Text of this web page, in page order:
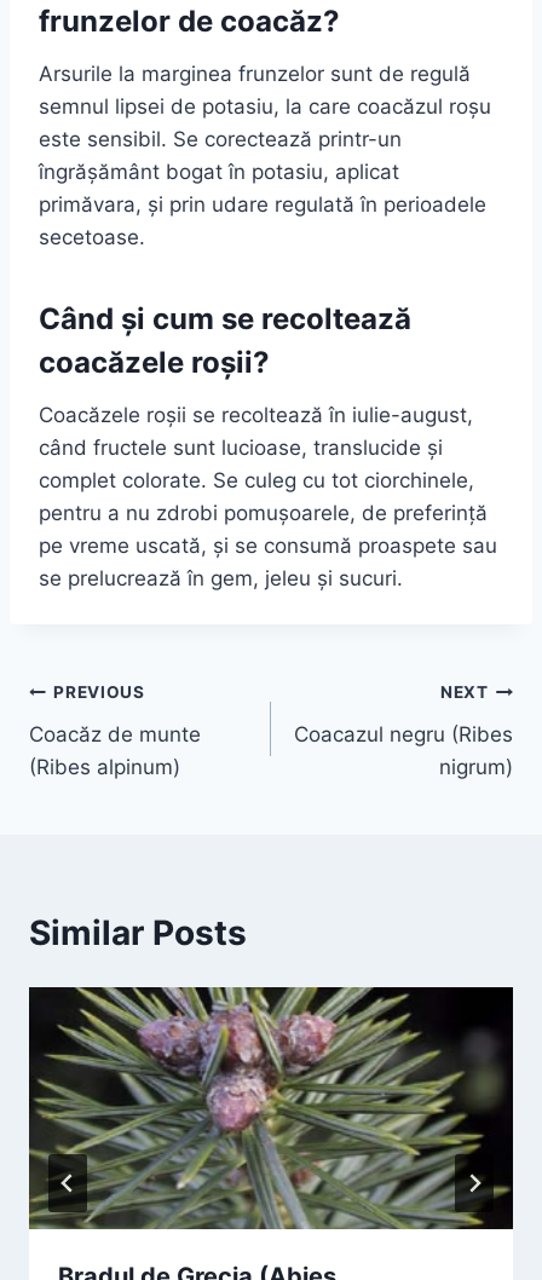
frunzelor de coacăz?
Arsurile la marginea frunzelor sunt de regulă
semnul lipsei de potasiu, la care coacăzul roșu
este sensibil. Se corectează printr-un
îngrășământ bogat în potasiu, aplicat
primăvara, și prin udare regulată în perioadele
secetoase.
Când și cum se recoltează
coacăzele roșii?
Coacăzele roșii se recoltează în iulie-august,
când fructele sunt lucioase, translucide și
complet colorate. Se culeg cu tot ciorchinele,
pentru a nu zdrobi pomușoarele, de preferință
pe vreme uscată, și se consumă proaspete sau
se prelucrează în gem, jeleu și sucuri.
Navigare
în
PREVIOUS
Coacăz de munte
(Ribes alpinum)
NEXT
Coacazul negru (Ribes
nigrum)
Similar Posts